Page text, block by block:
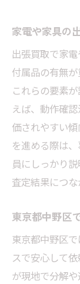
家電や家具の
出張買取で家
付属品の有無が
これらの要素
えば、動作確
価されやすい
を進める際は
員にしっかり
査定結果につな
東京都中野区
東京都中野区
スで安心して
が現地で分解